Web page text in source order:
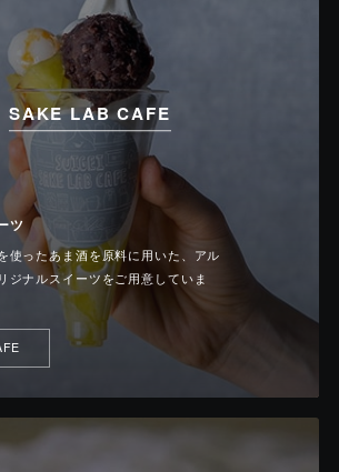
SAKE LAB CAFE
ツ
使ったあま酒を原料に用いた、アル
ジナルスイーツをご用意していま